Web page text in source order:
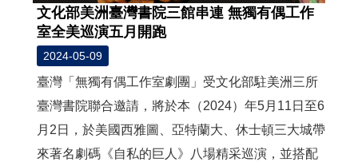
文化部美洲臺灣書院三館串連 無獨有偶工作
室全美巡演五月開跑
2024-05-09
臺灣「無獨有偶工作室劇團」受文化部駐美洲三所
臺灣書院聯合邀請，將於本（2024）年5月11日至6
月2日，於美國西雅圖、亞特蘭大、休士頓三大城帶
來著名劇碼《自私的巨人》八場精采巡演，並搭配